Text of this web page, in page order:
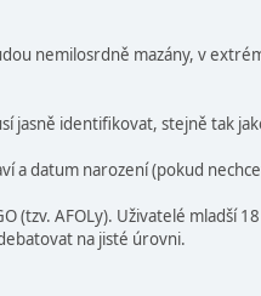
nemilosrdně mazány, v
jasně identifikovat, stejně tak
a datum narození (pokud
(tzv. AFOLy). Uživatelé mladší
na jisté úrovni.